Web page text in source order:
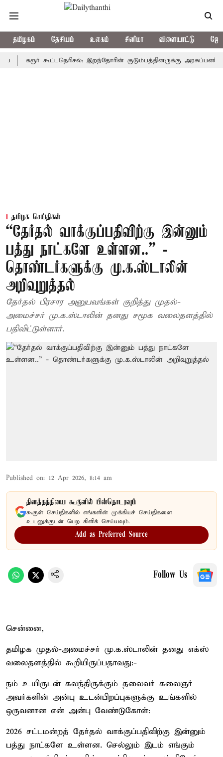
தமிழகம் தேசியம் உலகம் சினிமா விளையாட்டு
கரூர் கூட்டநெரிசல்: இறந்தோரின் குடும்பத்தினருக்கு அரசுப்பணி
தமிழக செய்திகள்
“தேர்தல் வாக்குப்பதிவிற்கு இன்னும்
பத்து நாட்களே உள்ளன..” -
தொண்டர்களுக்கு மு.க.ஸ்டாலின்
அறிவுறுத்தல்
தேர்தல் பிரசார அனுபவங்கள் குறித்து முதல்-
அமைச்சர் மு.க.ஸ்டாலின் தனது சமூக வலைதளத்தில்
பதிவிட்டுள்ளார்.
Published on: 12 Apr 2026, 8:14 am
தினத்தந்தியை கூகுளில் பின்தொடரவும்
கூகுள் செய்திகளில் எங்களின் முக்கியச் செய்திகளை
உடனுக்குடன் பெற கிளிக் செய்யவும்.
Add as Preferred Source
Follow Us
சென்னை,
தமிழக முதல்-அமைச்சர் மு.க.ஸ்டாலின் தனது எக்ஸ்
வலைதளத்தில் கூறியிருப்பதாவது:-
நம் உயிருடன் கலந்திருக்கும் தலைவர் கலைஞர்
அவர்களின் அன்பு உடன்பிறப்புகளுக்கு உங்களில்
ஒருவனான என் அன்பு வேண்டுகோள்:
2026 சட்டமன்றத் தேர்தல் வாக்குப்பதிவிற்கு இன்னும்
பத்து நாட்களே உள்ளன. செல்லும் இடம் எங்கும்